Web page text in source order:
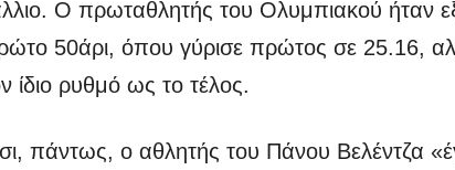
Ο πρωταθλητής του Ολυμπιακού ήταν
50άρι, όπου γύρισε πρώτος σε 25.16,
ίδιο ρυθμό ως το τέλος.
πάντως, ο αθλητής του Πάνου Βελέντζα